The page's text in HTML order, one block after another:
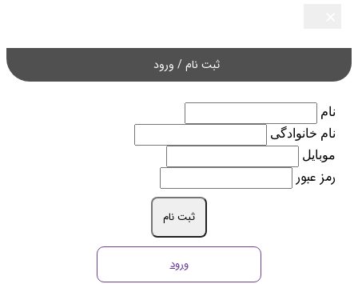
ثبت نام / ورود
نام
نام خانوادگی
موبایل
رمز عبور
ثبت نام
ورود